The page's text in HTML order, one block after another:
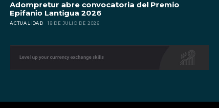
Adompretur abre convocatoria del Premio
Epifanio Lantigua 2026
ACTUALIDAD 18 DE JULIO DE 2026